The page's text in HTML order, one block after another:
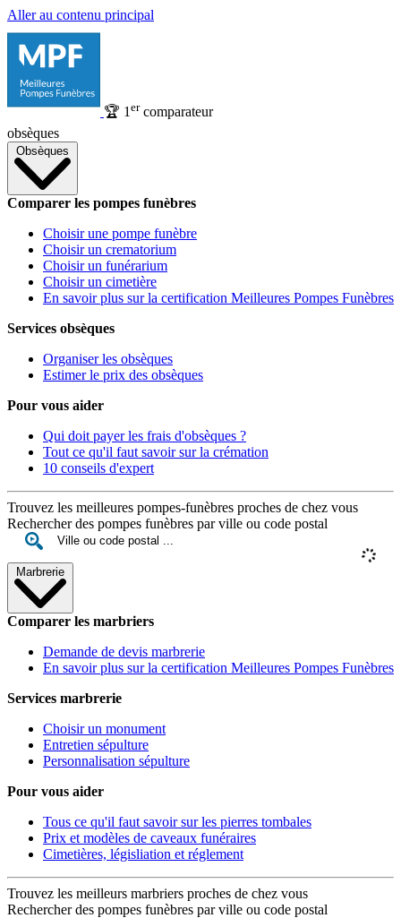
Aller au contenu principal
🏆 1 ercomparateur
obsèques
Obsèques
Comparer les pompes funèbres
Choisir une pompe funèbre
Choisir un crematorium
Choisir un funérarium
Choisir un cimetière
En savoir plus sur la certification Meilleures Pompes Funèbres
Services obsèques
Organiser les obsèques
Estimer le prix des obsèques
Pour vous aider
Qui doit payer les frais d'obsèques ?
Tout ce qu'il faut savoir sur la crémation
10 conseils d'expert
Trouvez les meilleures pompes-funèbres proches de chez vous
Rechercher des pompes funèbres par ville ou code postal
Marbrerie
Comparer les marbriers
Demande de devis marbrerie
En savoir plus sur la certification Meilleures Pompes Funèbres
Services marbrerie
Choisir un monument
Entretien sépulture
Personnalisation sépulture
Pour vous aider
Tous ce qu'il faut savoir sur les pierres tombales
Prix et modèles de caveaux funéraires
Cimetières, législiation et réglement
Trouvez les meilleurs marbriers proches de chez vous
Rechercher des pompes funèbres par ville ou code postal